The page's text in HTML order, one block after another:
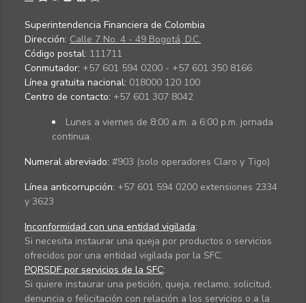
Superintendencia Financiera de Colombia
Dirección: Calle 7 No. 4 - 49 Bogotá, D.C.
Código postal: 111711
Conmutador: +57 601 594 0200 - +57 601 350 8166
Línea gratuita nacional: 018000 120 100
Centro de contacto: +57 601 307 8042
Lunes a viernes de 8:00 a.m. a 6:00 p.m. jornada
continua.
Numeral abreviado: #903 (solo operadores Claro y Tigo)
Línea anticorrupción: +57 601 594 0200 extensiones 2334
y 3623
Inconformidad con una entidad vigilada:
Si necesita instaurar una queja por productos o servicios
ofrecidos por una entidad vigilada por la SFC.
PQRSDF por servicios de la SFC:
Si quiere instaurar una petición, queja, reclamo, solicitud,
denuncia o felicitación con relación a los servicios o a la